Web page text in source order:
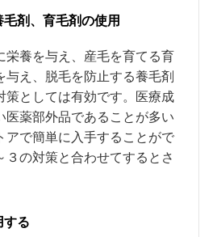
剤、育毛剤の使用
栄養を与え、産毛を育てる育
与え、脱毛を防止する養毛剤
策としては有効です。医療成
医薬部外品であることが多い
アで簡単に入手することがで
３の対策と合わせてするとさ
する